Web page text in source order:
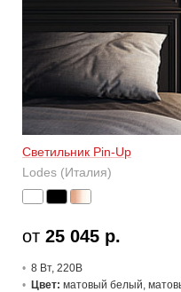
Светильник Pin-Up
Lodes (Италия)
от 25 045 р.
8 Вт, 220В
Цвет: матовый белый,